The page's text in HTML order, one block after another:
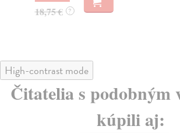
18,75 € ?
High-contrast mode
Čitatelia s podobným
kúpili aj: